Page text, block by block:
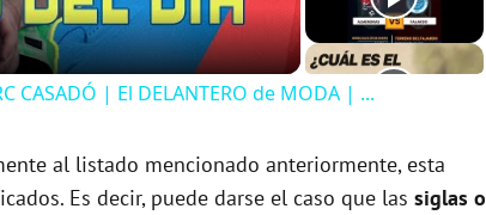
CASADÓ | El DELANTERO de MODA | ...
al listado mencionado anteriormente, esta
Es decir, puede darse el caso que las siglas o